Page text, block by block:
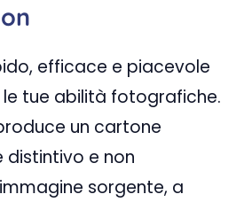
efficace e piacevole
tue abilità fotografiche.
un cartone
e non
sorgente, a